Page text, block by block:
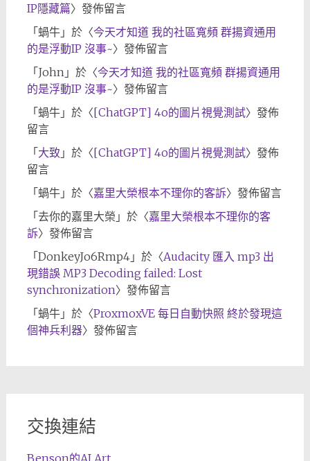
IP隱藏篇〉發佈留言
「蝸牛」於〈今天才知道 我的社區寬頻 群揚資通用
的是浮動IP 沒事~〉發佈留言
「John 」於〈今天才知道 我的社區寬頻 群揚資通用
的是浮動IP 沒事~〉發佈留言
「蝸牛」於〈[ChatGPT] 4o的圖片視覺測試〉發佈
留言
「大致 」於〈[ChatGPT] 4o的圖片視覺測試〉發佈
留言
「蝸牛」於〈嘉里大榮根本不理你的客訴〉發佈留言
「去你的嘉里大榮 」於〈嘉里大榮根本不理你的客
訴〉發佈留言
「DonkeyJo6Rmp4」於〈Audacity 匯入 mp3 出
現錯誤 MP3 Decoding failed: Lost
synchronization〉發佈留言
「蝸牛」於〈ProxmoxVE 每日自動快照 終於發現這
個神兵利器〉發佈留言
交換連結
Benson的AI Art